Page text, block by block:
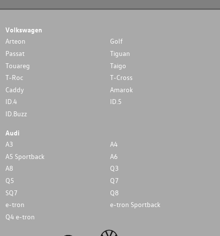
Volkswagen
Arteon
Golf
Passat
Tiguan
Touareg
Taigo
T-Roc
T-Cross
Caddy
Amarok
ID.4
ID.5
ID.Buzz
Audi
A3
A4
A5 Sportback
A6
A8
Q3
Q5
Q7
SQ7
Q8
e-tron
e-tron Sportback
Q4 e-tron